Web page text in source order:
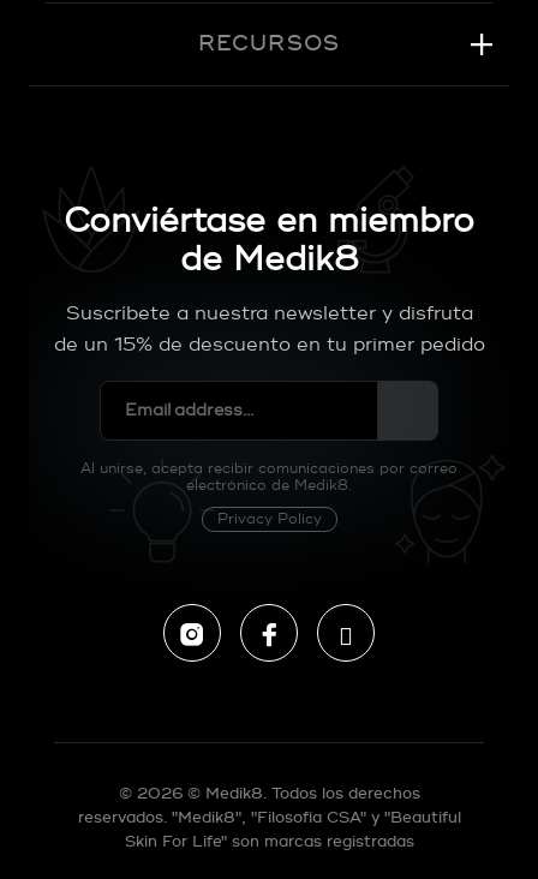
RECURSOS
Conviértase en miembro
de Medik8
Suscríbete a nuestra newsletter y disfruta
de un 15% de descuento en tu primer pedido
Al unirse, acepta recibir comunicaciones por correo
electrónico de Medik8.
Privacy Policy
© 2026 © Medik8. Todos los derechos
reservados. "Medik8", "Filosofía CSA" y "Beautiful
Skin For Life" son marcas registradas
InstagramFacebookTiktok